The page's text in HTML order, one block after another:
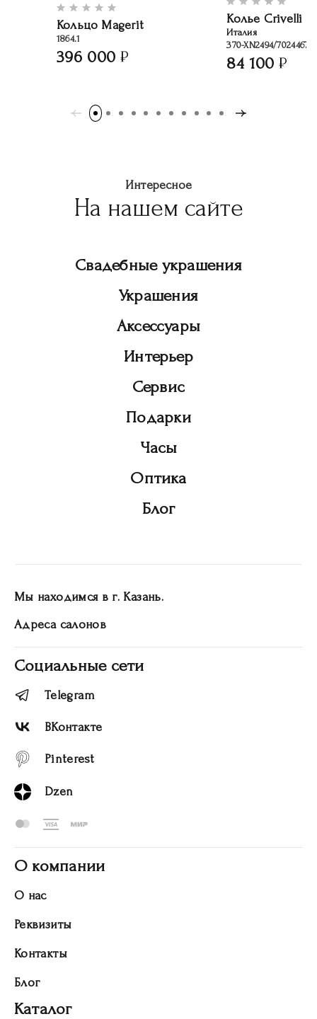
Кольцо Magerit
1864.1
396 000
Колье Crivelli
Италия
370-XN2494/70244670
84 100
Интересное
На нашем сайте
Свадебные украшения
Украшения
Аксессуары
Интерьер
Сервис
Подарки
Часы
Оптика
Блог
Мы находимся в г. Казань.
Адреса салонов
Социальные сети
Telegram
ВКонтакте
Pinterest
Dzen
О компании
О нас
Реквизиты
Контакты
Блог
Каталог